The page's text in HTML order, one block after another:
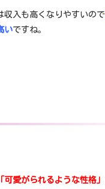
収入も高くなりやすいので
いですね。
「可愛がられるような性格」